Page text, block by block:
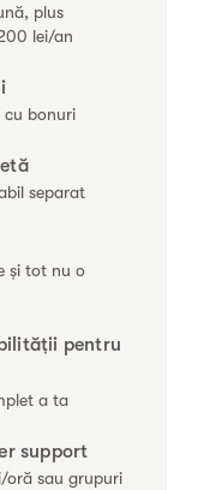
plus
lei/an
cu bonuri
separat
și tot nu o
pentru
a ta
support
oră sau grupuri